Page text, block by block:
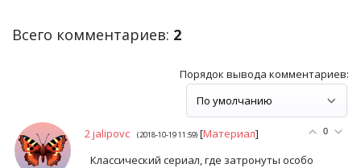
Всего комментариев: 2
Порядок вывода комментариев:
0
2 jalipovc (2018-10-19 11:59) [Материал]
Классический сериал, где затронуты особо